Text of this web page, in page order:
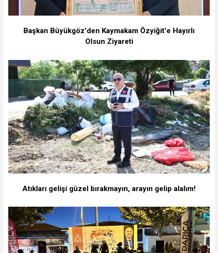
Başkan Büyükgöz'den Kaymakam Özyiğit'e Hayırlı
Olsun Ziyareti
Atıkları gelişi güzel bırakmayın, arayın gelip alalım!